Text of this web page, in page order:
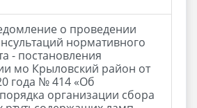
о проведении
нормативного
- постановления
мо Крыловский район от
года № 414 «Об
организации сбора